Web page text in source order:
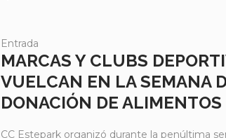
Entrada
MARCAS Y CLUBS
VUELCAN EN LA SEMANA
DONACIÓN DE
CC Estepark organizó durante la penúltima